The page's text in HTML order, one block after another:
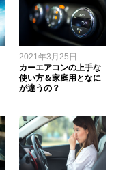
2021年3月25日
カーエアコンの上手な
使い方＆家庭用となに
が違うの？